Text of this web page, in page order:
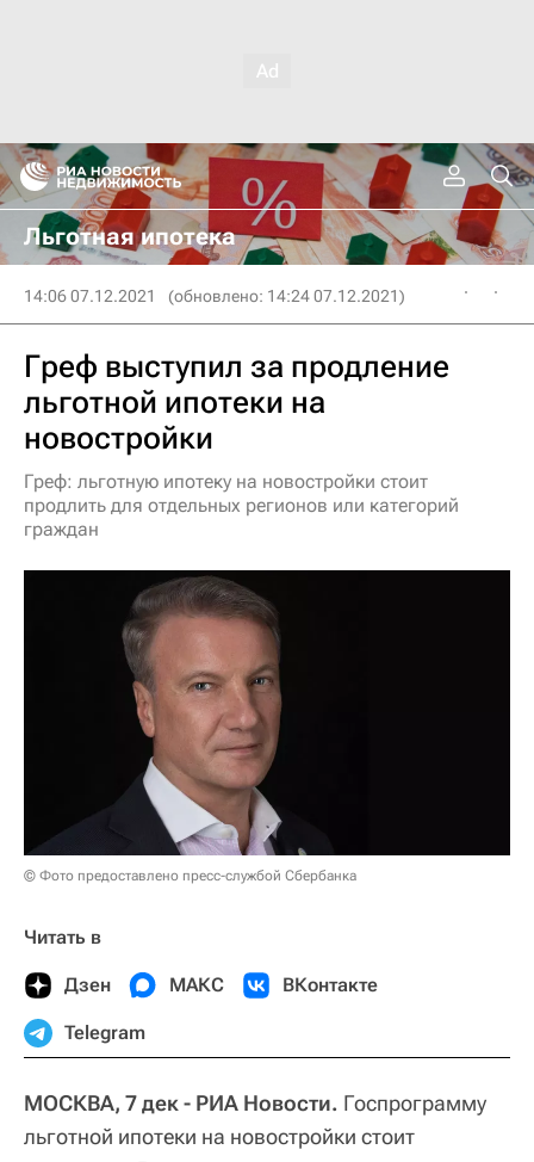
Льготная ипотека
14:06 07.12.2021 (обновлено: 14:24 07.12.2021)
Греф выступил за продление
льготной ипотеки на
новостройки
Греф: льготную ипотеку на новостройки стоит
продлить для отдельных регионов или категорий
граждан
© Фото предоставлено пресс-службой Сбербанка
Читать в
Дзен МАКС ВКонтакте
Telegram
МОСКВА, 7 дек - РИА Новости. Госпрограмму
льготной ипотеки на новостройки стоит